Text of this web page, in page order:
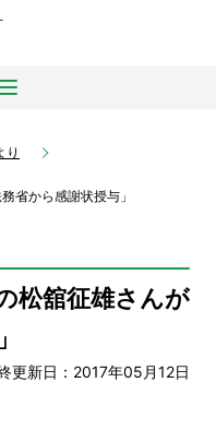
り
省から感謝状授与」
松舘征雄さんが
更新日：2017年05月12日